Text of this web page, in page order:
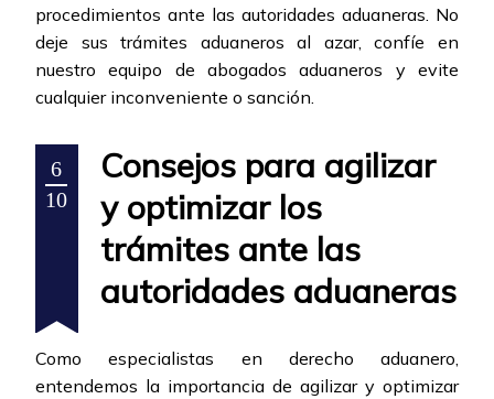
procedimientos ante las autoridades aduaneras. No
deje sus trámites aduaneros al azar, confíe en
nuestro equipo de abogados aduaneros y evite
cualquier inconveniente o sanción.
6
10
Consejos para agilizar
y optimizar los
trámites ante las
autoridades aduaneras
Como especialistas en derecho aduanero,
entendemos la importancia de agilizar y optimizar